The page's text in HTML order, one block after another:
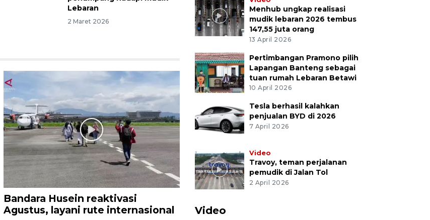
Lebaran
2 Maret 2026
Bandara Husein reaktivasi
Agustus, layani rute internasional
Menhub ungkap realisasi
mudik lebaran 2026 tembus
147,55 juta orang
13 April 2026
Pertimbangan Pramono pilih
Lapangan Banteng sebagai
tuan rumah Lebaran Betawi
10 April 2026
Tesla berhasil kalahkan
penjualan BYD di 2026
7 April 2026
Video
Travoy, teman perjalanan
pemudik di Jalan Tol
2 April 2026
Video